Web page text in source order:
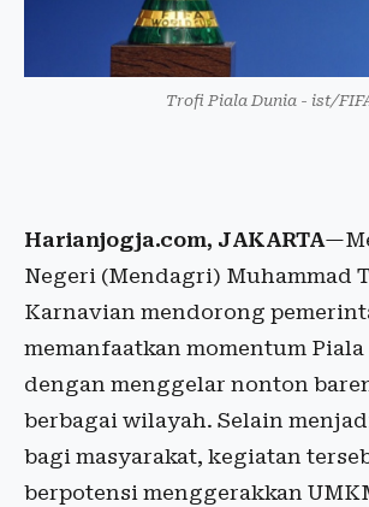
Trofi Piala Dunia - ist/
Harianjogja.com, JAKARTA
Negeri (Mendagri) Muhammad
Karnavian mendorong
memanfaatkan momentum Piala
dengan menggelar nonton
berbagai wilayah. Selain
bagi masyarakat, kegiatan
berpotensi menggerakkan